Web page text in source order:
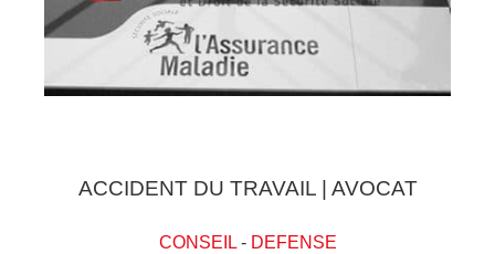
ACCIDENT DU TRAVAIL | AVOCAT
CONSEIL- DEFENSE